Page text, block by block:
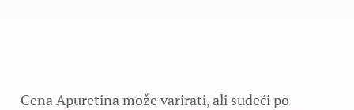
Cena Apuretina može varirati, ali sudeći po